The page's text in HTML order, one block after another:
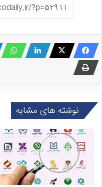
نوشته های مشابه